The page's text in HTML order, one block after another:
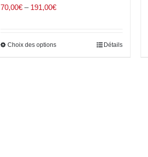
70,00€– 191,00€
Choix des options Détails